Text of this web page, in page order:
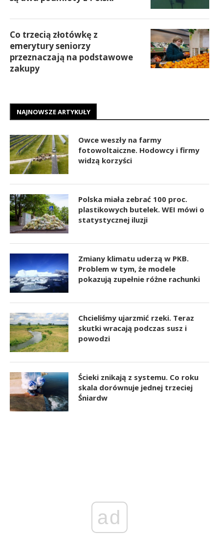
Co trzecią złotówkę z
emerytury seniorzy
przeznaczają na podstawowe
zakupy
NAJNOWSZE ARTYKUŁY
Owce weszły na farmy
fotowoltaiczne. Hodowcy i firmy
widzą korzyści
Polska miała zebrać 100 proc.
plastikowych butelek. WEI mówi o
statystycznej iluzji
Zmiany klimatu uderzą w PKB.
Problem w tym, że modele
pokazują zupełnie różne rachunki
Chcieliśmy ujarzmić rzeki. Teraz
skutki wracają podczas susz i
powodzi
Ścieki znikają z systemu. Co roku
skala dorównuje jednej trzeciej
Śniardw
ad